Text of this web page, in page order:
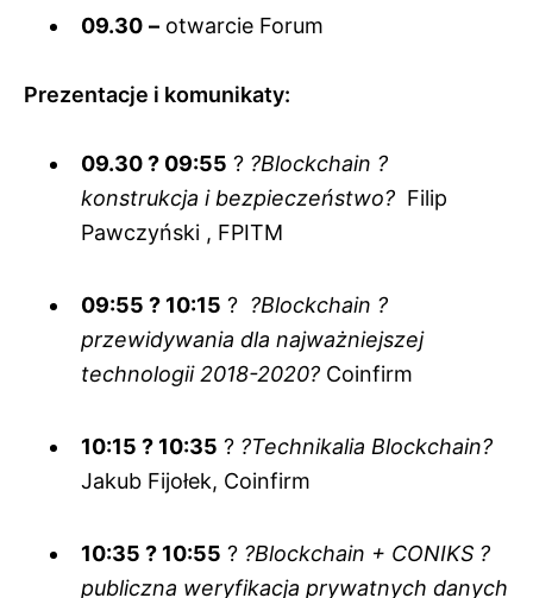
09.30 – otwarcie Forum
Prezentacje i komunikaty:
09.30 ? 09:55 ? ?Blockchain ?
konstrukcja i bezpieczeństwo? Filip
Pawczyński , FPITM
09:55 ? 10:15 ? ?Blockchain ?
przewidywania dla najważniejszej
technologii 2018-2020? Coinfirm
10:15 ? 10:35 ? ?Technikalia Blockchain?
Jakub Fijołek, Coinfirm
10:35 ? 10:55 ? ?Blockchain + CONIKS ?
publiczna weryfikacja prywatnych danych